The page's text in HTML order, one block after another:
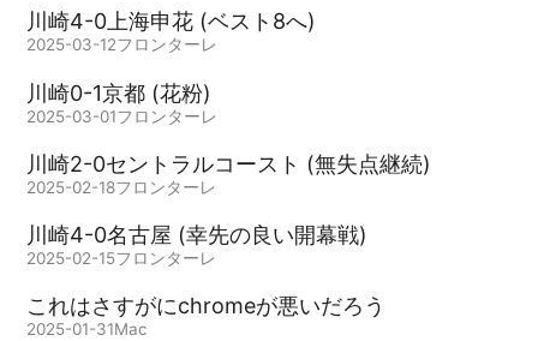
川崎4-0上海申花 (ベスト8へ)
2025-03-12フロンターレ
川崎0-1京都 (花粉)
2025-03-01フロンターレ
川崎2-0セントラルコースト (無失点継続)
2025-02-18フロンターレ
川崎4-0名古屋 (幸先の良い開幕戦)
2025-02-15フロンターレ
これはさすがにchromeが悪いだろう
2025-01-31Mac